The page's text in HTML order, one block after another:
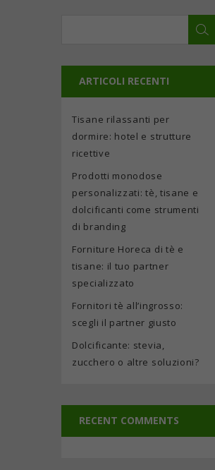
ARTICOLI RECENTI
Tisane rilassanti per
dormire: hotel e strutture
ricettive
Prodotti monodose
personalizzati: tè, tisane e
dolcificanti come strumenti
di branding
Forniture Horeca di tè e
tisane: il tuo partner
specializzato
Fornitori tè all’ingrosso:
scegli il partner giusto
Dolcificante: stevia,
zucchero o altre soluzioni?
RECENT COMMENTS